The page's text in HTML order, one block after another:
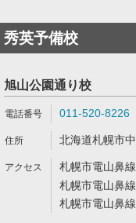
秀英予備校
旭山公園通り校
011-520-8226
北海道札幌市
札幌市電山鼻
札幌市電山鼻
札幌市電山鼻